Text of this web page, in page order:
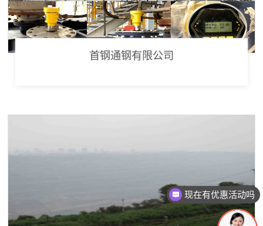
首钢通钢有限公司
可以介绍下你们的产品么
现在有优惠活动吗